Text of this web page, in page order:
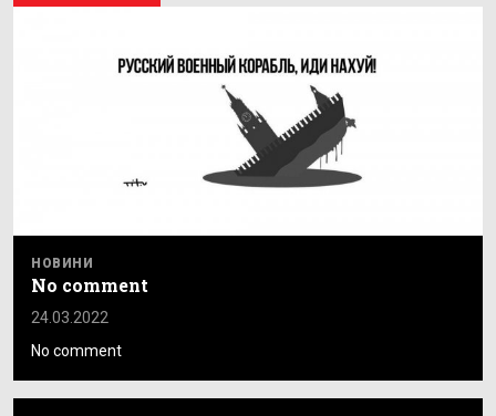
НОВИНИ
No comment
24.03.2022
No comment